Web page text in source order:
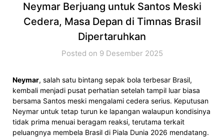
Neymar Berjuang untuk Santos Meski
Cedera, Masa Depan di Timnas Brasil
Dipertaruhkan
Posted on 9 Desember 2025
Neymar, salah satu bintang sepak bola terbesar Brasil,
kembali menjadi pusat perhatian setelah tampil luar biasa
bersama Santos meski mengalami cedera serius. Keputusan
Neymar untuk tetap turun ke lapangan walaupun kondisinya
tidak prima menuai beragam reaksi, terutama terkait
peluangnya membela Brasil di Piala Dunia 2026 mendatang.